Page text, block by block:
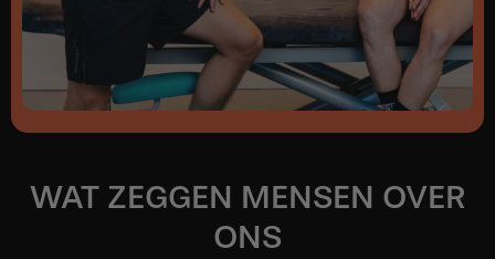
WAT ZEGGEN MENSEN OVER
ONS